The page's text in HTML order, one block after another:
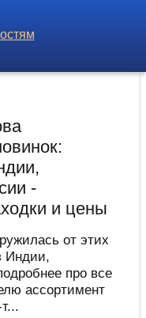
-
и цены
от этих
Индии,
про все
ассортимент